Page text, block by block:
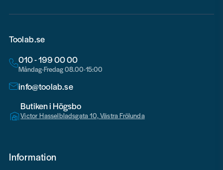
Toolab.se
010 - 199 00 00
Måndag-Fredag 08.00-15:00
info@toolab.se
Butiken i Högsbo
Victor Hasselbladsgata 10, Västra Frölunda
Information